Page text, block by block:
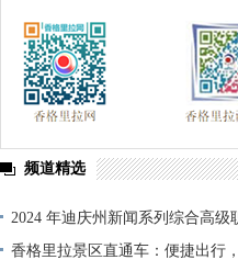
频道精选
2024 年迪庆州新闻系列综合高级
单公示
香格里拉景区直通车：便捷出行